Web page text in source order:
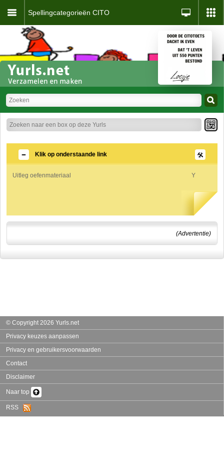
Spellingcategorieën CITO
Klik op onderstaande link
Uitleg oefenmateriaal Y
(Advertentie)
© Copyright 2026 Yurls.net
Privacy keuzes aanpassen
Privacy en gebruikersvoorwaarden
Contact
Disclaimer
Naar top
RSS